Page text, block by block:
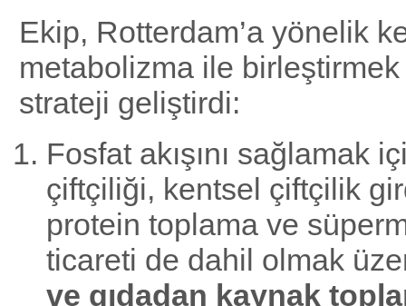
Ekip, Rotterdam’a yönelik
metabolizma ile
strateji geliştirdi:
Fosfat akışını sağlamak
çiftçiliği, kentsel çiftçilik
protein toplama ve
ticareti de dahil olmak
ve gıdadan kaynak